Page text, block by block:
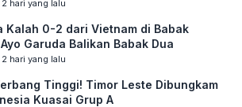
| 2 hari yang lalu
Kalah 0-2 dari Vietnam di Babak
Garuda Balikan Babak Dua
| 2 hari yang lalu
Tinggi! Timor Leste Dibungkam
Kuasai Grup A